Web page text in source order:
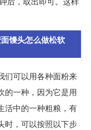
馒头怎么做松软
们可以用各种面粉来
的一种，因为它是用
活中的一种粗粮，有
时，可以按照以下步